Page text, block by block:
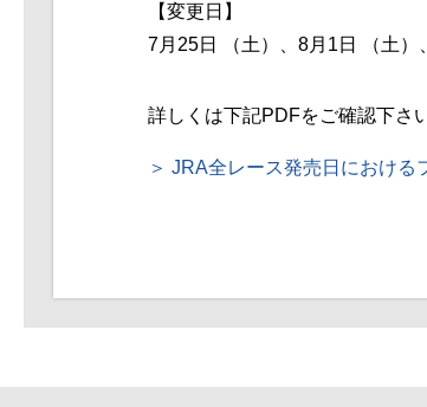
【変更日】
7月25日 （土）、8月1日 （土）
詳しくは下記PDFをご確認下さい
JRA全レース発売日における